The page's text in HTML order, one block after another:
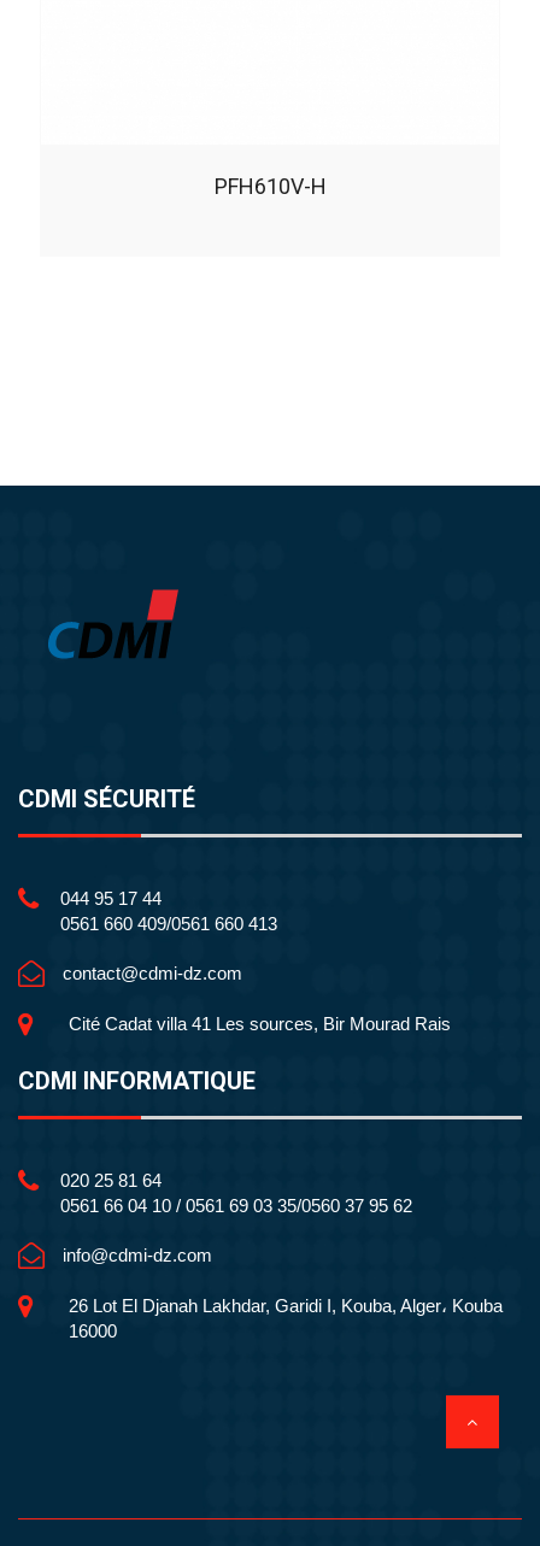
PFH610V-H
CDMI SÉCURITÉ
044 95 17 44
0561 660 409/0561 660 413
contact@cdmi-dz.com
Cité Cadat villa 41 Les sources, Bir Mourad Rais
CDMI INFORMATIQUE
020 25 81 64
0561 66 04 10 / 0561 69 03 35/0560 37 95 62
info@cdmi-dz.com
26 Lot El Djanah Lakhdar, Garidi I, Kouba, Alger، Kouba
16000